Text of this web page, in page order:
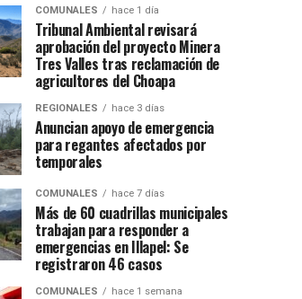
COMUNALES hace 1 día
Tribunal Ambiental revisará
aprobación del proyecto Minera
Tres Valles tras reclamación de
agricultores del Choapa
REGIONALES hace 3 días
Anuncian apoyo de emergencia
para regantes afectados por
temporales
COMUNALES hace 7 días
Más de 60 cuadrillas municipales
trabajan para responder a
emergencias en Illapel: Se
registraron 46 casos
COMUNALES hace 1 semana